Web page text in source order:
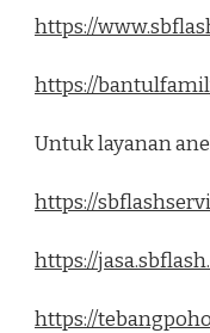
https://
https://
Untuk layanan
https://
https://
https://